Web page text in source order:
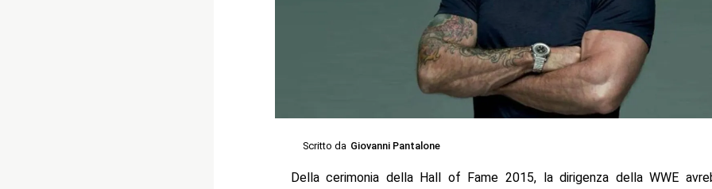
Scritto da Giovanni Pantalone
Della cerimonia della Hall of Fame 2015, la dirigenza della WWE